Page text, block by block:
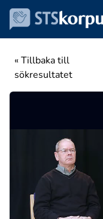
« Tillbaka till
sökresultatet